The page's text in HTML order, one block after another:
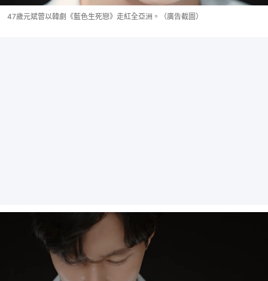
47歲元斌曾以韓劇《藍色生死戀》走紅全亞洲。（廣告截圖）